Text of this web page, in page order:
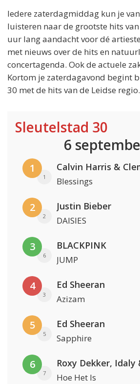
Iedere zaterdagmiddag kun je
luisteren naar de grootste hits
uur lang aandacht voor dé
met nieuws over de hits en
concertagenda. Ook de actuele
Kortom je zaterdagavond begint
30 met de hits van de Leidse regio.
Sleutelstad 30
6
1
1 Blessings
2
2
Justin Bieber
DAISIES
3
6
BLACKPINK
JUMP
4
3
Ed Sheeran
Azizam
5
5
Ed Sheeran
Sapphire
6
7
Roxy Dekker, Idaly
Hoe Het Is